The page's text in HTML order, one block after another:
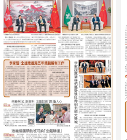
A19：文江學海
A20：財經
B01：娛樂
B02：星光
B03：文化視野
B04：采風